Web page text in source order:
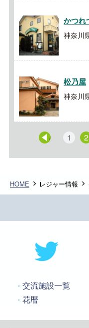
かつ
神奈川
松乃屋
神奈川
« 前へ
1 2
HOME レジャー情報
交流施設一覧
花暦